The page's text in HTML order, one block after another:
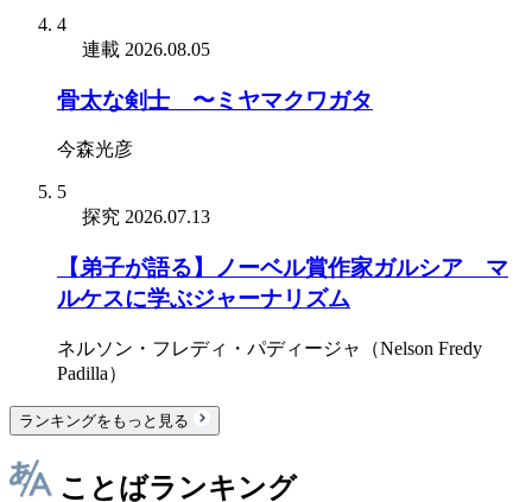
4
連載 2026.08.05
骨太な剣士 〜ミヤマクワガタ
今森光彦
5
探究 2026.07.13
【弟子が語る】ノーベル賞作家ガルシア゠マ
ルケスに学ぶジャーナリズム
ネルソン・フレディ・パディージャ（Nelson Fredy
Padilla）
ランキングをもっと見る
ことばランキング